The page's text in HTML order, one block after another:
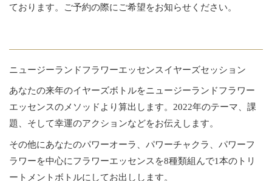
ております。ご予約の際にご希望をお知らせください。
ニュージーランドフラワーエッセンスイヤーズセッション
あなたの来年のイヤーズボトルをニュージーランドフラワー
エッセンスのメソッドより算出します。2022年のテーマ、課
題、そして幸運のアクションなどをお伝えします。
その他にあなたのパワーオーラ、パワーチャクラ、パワーフ
ラワーを中心にフラワーエッセンスを8種類組んで1本のトリ
ートメントボトルにしてお出しします。